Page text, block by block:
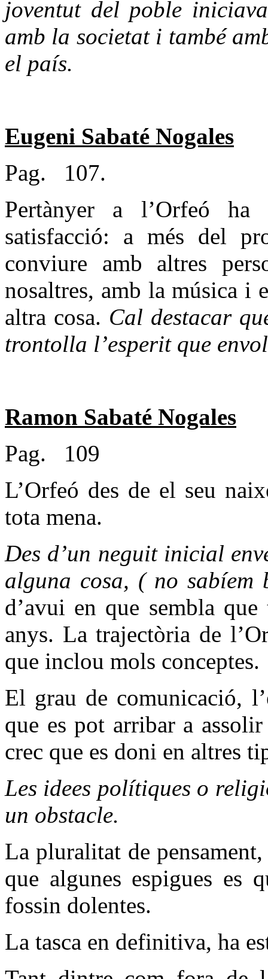
joventut del poble
amb la societat i també
el país.
Eugeni Sabaté Nogales
Pag.
107.
Pertànyer a l’Orfeó
satisfacció: a més del
conviure amb altres
nosaltres, amb la música i
altra cosa. Cal destacar
trontolla l’esperit que
Ramon Sabaté Nogales
Pag.
109
L’Orfeó des de el seu
tota mena.
Des d’un neguit inicial
alguna cosa, ( no sabíem
d’avui en que sembla
anys. La trajectòria de
que inclou mols conceptes.
El grau de comunicació,
que es pot arribar a
crec que es doni en altres
Les idees polítiques o
un obstacle.
La pluralitat de
que algunes espigues es
fossin dolentes.
La tasca en definitiva, ha